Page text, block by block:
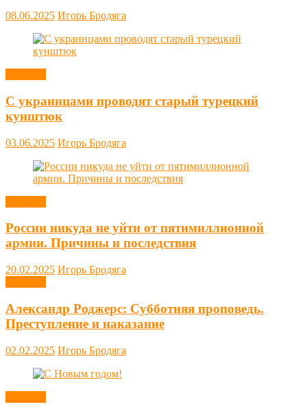
08.06.2025 Игорь Бродяга
С украинцами проводят старый турецкий
кунштюк
03.06.2025 Игорь Бродяга
России никуда не уйти от пятимиллионной
армии. Причины и последствия
20.02.2025 Игорь Бродяга
Александр Роджерс: Субботняя проповедь.
Преступление и наказание
02.02.2025 Игорь Бродяга